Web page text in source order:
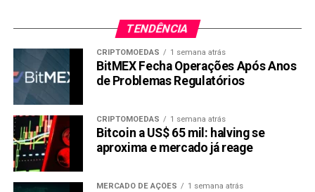
TENDÊNCIA
CRIPTOMOEDAS 1 semana atrás
BitMEX Fecha Operações Após Anos
de Problemas Regulatórios
CRIPTOMOEDAS 1 semana atrás
Bitcoin a US$ 65 mil: halving se
aproxima e mercado já reage
MERCADO DE AÇÕES 1 semana atrás